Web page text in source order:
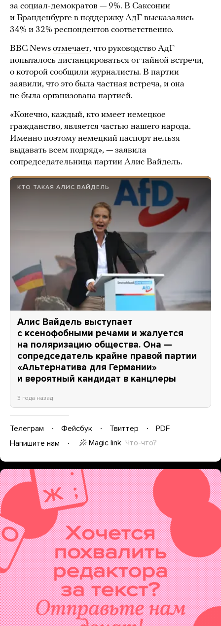
за социал-демократов — 9%. В Саксонии
и Бранденбурге в поддержку АдГ высказались
34% и 32% респондентов соответственно.
BBC News отмечает, что руководство АдГ
попыталось дистанцироваться от тайной встречи,
о которой сообщили журналисты. В партии
заявили, что это была частная встреча, и она
не была организована партией.
«Конечно, каждый, кто имеет немецкое
гражданство, является частью нашего народа.
Именно поэтому немецкий паспорт нельзя
выдавать всем подряд», — заявила
сопредседательница партии Алис Вайдель.
КТО ТАКАЯ АЛИС ВАЙДЕЛЬ
Алис Вайдель выступает
с ксенофобными речами и жалуется
на поляризацию общества. Она —
сопредседатель крайне правой партии
«Альтернатива для Германии»
и вероятный кандидат в канцлеры
3 года назад
Телеграм Фейсбук Твиттер
PDF
Напишите нам
Magic link Что-что?